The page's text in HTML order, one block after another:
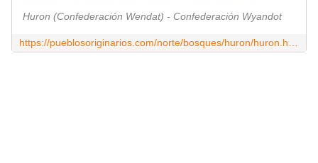
Huron (Confederación Wendat) - Confederación Wyandot